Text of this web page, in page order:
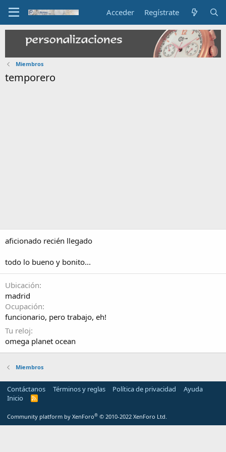
Acceder Regístrate
Miembros
temporero
aficionado recién llegado
todo lo bueno y bonito...
Ubicación
madrid
Ocupación
funcionario, pero trabajo, eh!
Tu reloj
omega planet ocean
Miembros
Contáctanos Términos y reglas Política de privacidad
Ayuda
Inicio
R
S
Community platform by XenForo® © 2010-2022 XenForo Ltd.